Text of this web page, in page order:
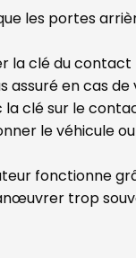
les portes
la clé du contact
assuré en cas
clé sur le
le véhicule
fonctionne
trop